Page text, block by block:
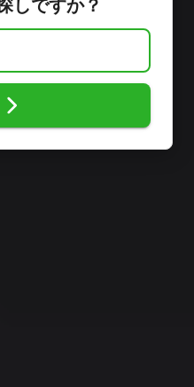
しですか？